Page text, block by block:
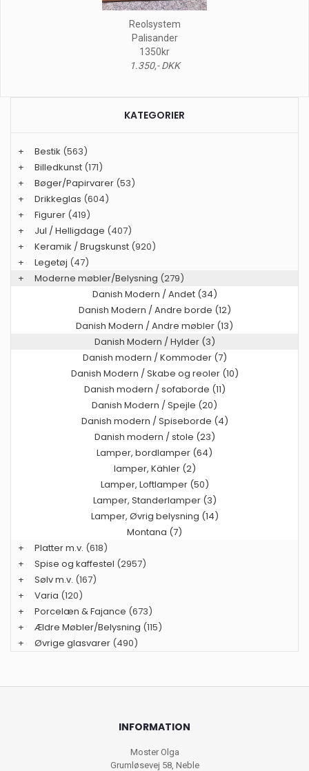
Reolsystem
Palisander
1350kr
1.350,- DKK
KATEGORIER
+ Bestik (563)
+
Billedkunst (171)
+
Bøger/Papirvarer (53)
+
Drikkeglas (604)
+
Figurer (419)
+
Jul / Helligdage (407)
+
Keramik / Brugskunst (920)
+
Legetøj (47)
+
Moderne møbler/Belysning (279)
Danish Modern / Andet (34)
Danish Modern / Andre borde (12)
Danish Modern / Andre møbler (13)
Danish Modern / Hylder (3)
Danish modern / Kommoder (7)
Danish Modern / Skabe og reoler (10)
Danish modern / sofaborde (11)
Danish Modern / Spejle (20)
Danish modern / Spiseborde (4)
Danish modern / stole (23)
Lamper, bordlamper (64)
lamper, Kähler (2)
Lamper, Loftlamper (50)
Lamper, Standerlamper (3)
Lamper, Øvrig belysning (14)
Montana (7)
+
Platter m.v. (618)
+
Spise og kaffestel (2957)
+
Sølv m.v. (167)
+
Varia (120)
+
Porcelæn & Fajance (673)
+
Ældre Møbler/Belysning (115)
+
Øvrige glasvarer (490)
INFORMATION
Moster Olga
Grumløsevej 58, Neble